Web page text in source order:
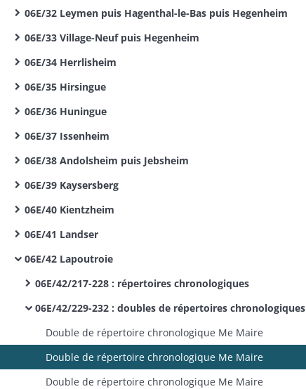
06E/32 Leymen puis Hagenthal-le-Bas puis Hegenheim
06E/33 Village-Neuf puis Hegenheim
06E/34 Herrlisheim
06E/35 Hirsingue
06E/36 Huningue
06E/37 Issenheim
06E/38 Andolsheim puis Jebsheim
06E/39 Kaysersberg
06E/40 Kientzheim
06E/41 Landser
06E/42 Lapoutroie
06E/42/217-228 : répertoires chronologiques
06E/42/229-232 : doubles de répertoires chronologiques
Double de répertoire chronologique Me Maire
Double de répertoire chronologique Me Maire
Double de répertoire chronologique Me Maire